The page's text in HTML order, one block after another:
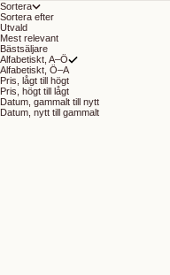
Sortera
Sortera efter
Utvald
Mest relevant
Bästsäljare
Alfabetiskt, A–Ö
Alfabetiskt, Ö–A
Pris, lågt till högt
Pris, högt till lågt
Datum, gammalt till nytt
Datum, nytt till gammalt